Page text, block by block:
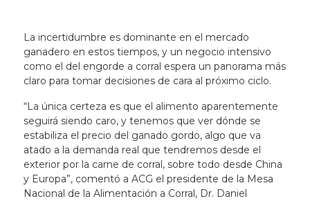
La incertidumbre es dominante en el mercado
ganadero en estos tiempos, y un negocio intensivo
como el del engorde a corral espera un panorama más
claro para tomar decisiones de cara al próximo ciclo.
“La única certeza es que el alimento aparentemente
seguirá siendo caro, y tenemos que ver dónde se
estabiliza el precio del ganado gordo, algo que va
atado a la demanda real que tendremos desde el
exterior por la carne de corral, sobre todo desde China
y Europa”, comentó a ACG el presidente de la Mesa
Nacional de la Alimentación a Corral, Dr. Daniel